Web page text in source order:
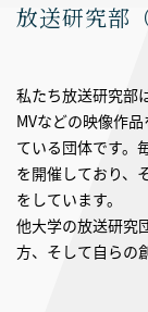
放送研究部
私たち放送研究部
MVなどの映像作
ている団体です。
を開催しており、
をしています。
他大学の放送研究
方、そして自らの